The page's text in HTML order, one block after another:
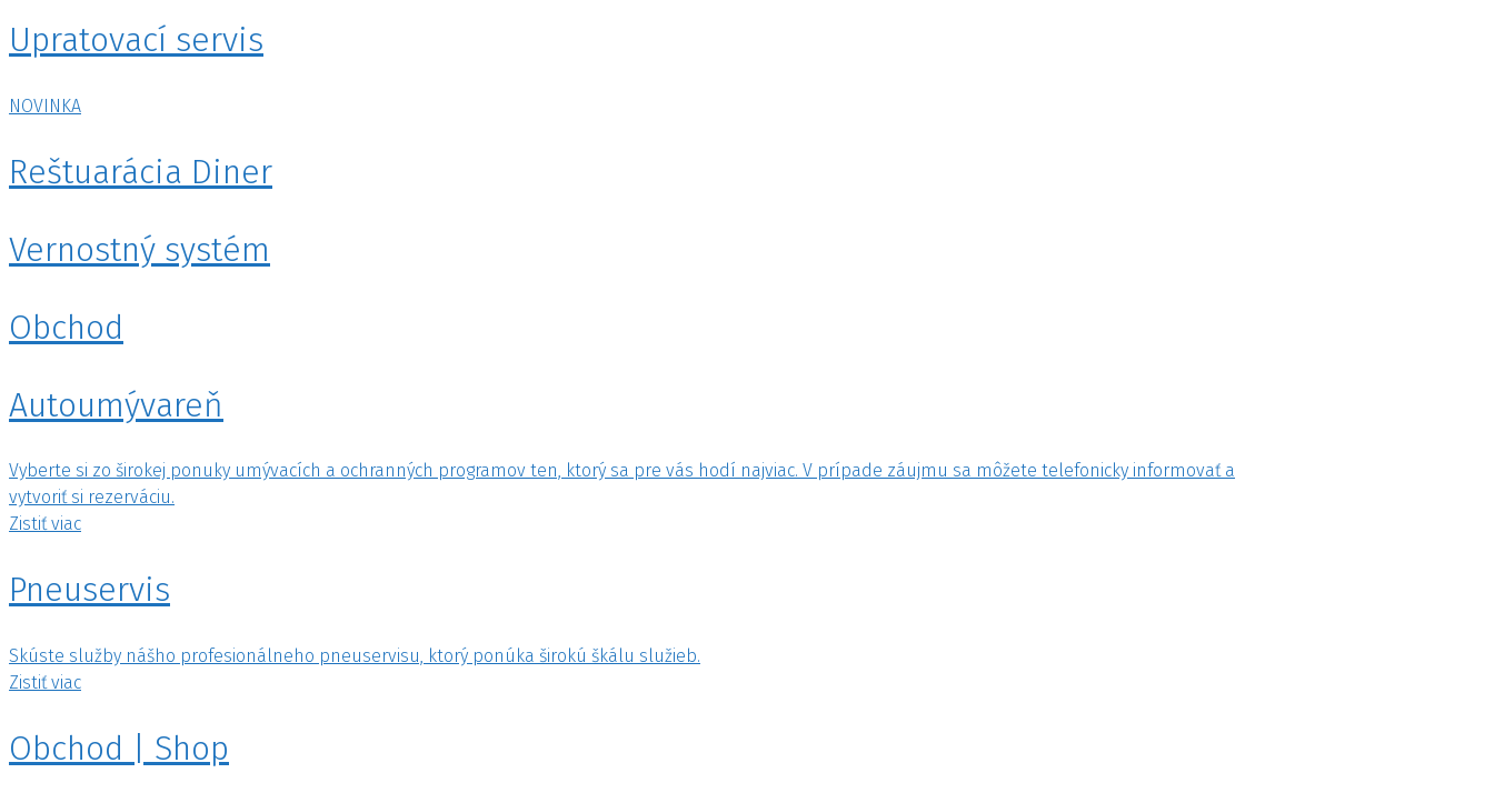
Upratovací servis
NOVINKA
Reštuarácia Diner
Vernostný systém
Obchod
Autoumývareň
Vyberte si zo širokej ponuky umývacích a ochranných programov ten, ktorý sa pre vás hodí najviac. V prípade záujmu sa môžete telefonicky informovať a
vytvoriť si rezerváciu.
Zistiť viac
Pneuservis
Skúste služby nášho profesionálneho pneuservisu, ktorý ponúka širokú škálu služieb.
Zistiť viac
Obchod | Shop